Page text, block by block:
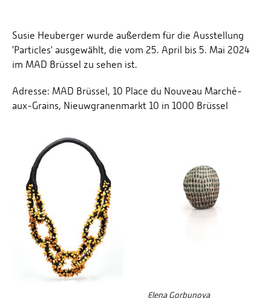
Susie Heuberger wurde außerdem für die Ausstellung
'Particles' ausgewählt, die vom 25. April bis 5. Mai 2024
im MAD Brüssel zu sehen ist.
Adresse: MAD Brüssel, 10 Place du Nouveau Marché-
aux-Grains, Nieuwgranenmarkt 10 in 1000 Brüssel
Elena Gorbunova